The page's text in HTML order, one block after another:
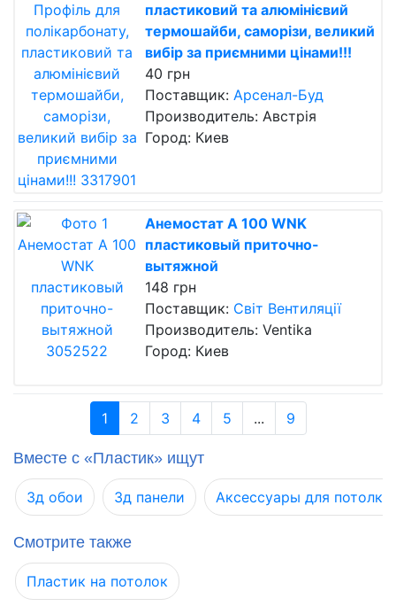
пластиковий та алюмінієвий
термошайби, саморізи, великий
вибір за приємними цінами!!!
40 грн
Поставщик: Арсенал-Буд
Производитель: Австрія
Город: Киев
Анемостат A 100 WNK
пластиковый приточно-
вытяжной
148 грн
Поставщик: Світ Вентиляції
Производитель: Ventika
Город: Киев
1 2 3 4 5 ... 9
Вместе с «Пластик» ищут
3д обои 3д панели Аксессуары для
Смотрите также
Пластик на потолок